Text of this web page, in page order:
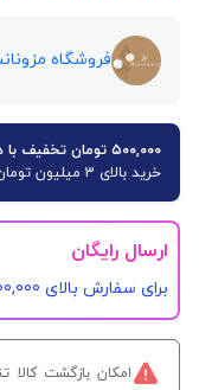
فروشگاه
۵۰۰,۰۰۰ تومان تخفیف با دیجی پی
خرید بالای 3 میلیون تومان
ارسال رایگان
برای سفارش‌ بالای 2,000,000 تومان